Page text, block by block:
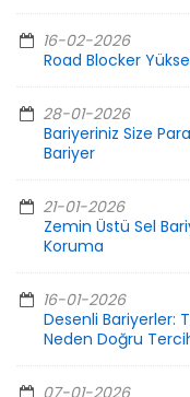
16-02-2026
Road Blocker
28-01-2026
Bariyeriniz Size
Bariyer
21-01-2026
Zemin Üstü Sel
Koruma
16-01-2026
Desenli Bariyerler:
Neden Doğru